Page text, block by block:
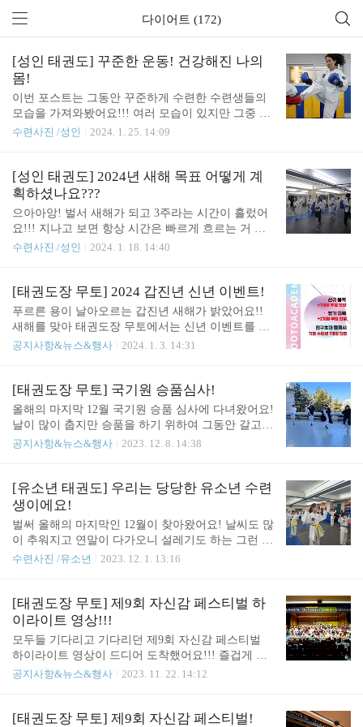
다이어트 (172)
[성인 태권도] 꾸준한 운동! 건강해진 나의
몸!
이번 포스트는 그동안 꾸준하게 수련한 수련생들의
모습을 가져와봤어요!!! 여러 모습이 있지만 그중 멋
있는 모습을 가져와봤는데요! 다 같이 한번 보시죠!!!
드려요!!! *서래관 https://map.naver.com/p/search/%E
D%83%9C%EA%B6%8C%EB%8F%84%EC%9E%A
5%20%EB%AC%B4%ED%86%A0/place/35581789?pla
cePath=%3Fentry%3Dpll%26from%3Dnx%26fromNxL
ist%3Dtrue&placeSearchOption=entry%3Dpll%26from
NxList%3Dtrue&searchType=place 네이버 지..
수련사진 /성인 2024. 1. 25. 14:09
[성인 태권도] 2024년 새해 목표 어떻게 계
획하셨나요???
으아아앙! 벌서 새해가 되고 3주라는 시간이 흘렀어
요!!! 지나고 보면 항상 시간은 빠르게 흐르는 거 같
아요!!! 여러분들은 그동안 새해 목표를 정해서 실천
관 1544-9196 / 서초관 1544-9915로 문의 부탁드리며
아래 네이버 예약도 많은 관심 부탁드려요!!! *서래
관 https://map.naver.com/p/search/%ED%83%9C%E
C%B4%ED%86%A0/place/35581789?placePath=%3Fen
aceSearchOption=entry..
수련사진 /성인 2024. 1. 18. 14:40
[태권도장 무토] 2024 갑진년 신년 이벤트!
푸르른 용이 날아오르는 갑진년 새해가 밝았어요!!
새해를 맞아 태권도장 무토에서는 신년 이벤트를 진
행해요!!! 어떤 이벤트인지 많이 궁금하시죠?!?! 궁금
려요!!! *서래관 https://map.naver.com/p/search/%ED%
83%9C%EA%B6%8C%EB%8F%84%EC%9E%A5%2
0%EB%AC%B4%ED%86%A0/place/35581789?placePa
th=%3Fentry%3Dpll%26from%3Dnx%26fromNxList%
3Dtrue&placeSearchOption=entry%3Dpll%26fromNxLi
공지사항&뉴스&행사 2024. 1. 3. 14:31
[태권도장 무토] 국기원 승품심사!
올해의 마지막 12월 국기원 승품 심사에 다녀왔어요!
날이 많이 춥지만 승품을 하기 위하여 그동안 갈고닦
은 실력을 보여주러 왔어요!! 어떤 모습인지 궁금하
은 관심 부탁드려요!!! *서래관 https://map.naver.com/
p/search/%ED%83%9C%EA%B6%8C%EB%8F%84%
EC%9E%A5%20%EB%AC%B4%ED%86%A0/place/3
5581789?placePath=%3Fentry%3Dpll%26from%3Dn
x%26fromNxList%3Dtrue&placeSearchOption=entry%3
Dpll%26fromNxList%3Dtrue&searchType=plac..
공지사항&뉴스&행사 2023. 12. 8. 14:38
[유소년 태권도] 우리는 당당한 유소년 수련
생이에요!
벌써 올해의 마지막인 12월이 찾아왔어요! 날씨도 많
이 추워지고 연말이 다가오니 설레기도 하는 그런 요
즘인 거 같아요! 날씨가 춥다 보니 자연스럽게 따뜻
게 바로 꾸준한 운동이죠! 운동은 나이를 떠나서 항
상 규칙적으로 하는 것이 매우 중요하다고 생각해요!
상담은 서래관 1544-9196 / 서초관 1544-9915로 문의
부탁드리며 아래 네이버 예약도 많은 관심 부탁드려
요!!! *서래관 태권도장무토 서래관 - 네이버 지도 (n
aver.com) 네이버 지도태권도장무토 서래관map.nave
ver.com) 네이버 지도태권도장무토 서초관map.naver..
수련사진 /유소년 2023. 12. 1. 13:16
[태권도장 무토] 제9회 자신감 페스티벌 하
이라이트 영상!!!
모두들 기다리고 기다리던 제9회 자신감 페스티벌
하이라이트 영상이 드디어 도착했어요!!! 즐겁게 시
청해주시고 상담은 서래관 1544-9196 / 서초관 1544-
이버 지도 (naver.com) 네이버 지도 태권도장무토 서
공지사항&뉴스&행사 2023. 11. 22. 14:12
[태권도장 무토] 제9회 자신감 페스티벌!